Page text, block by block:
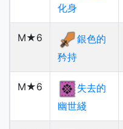
化身
M★6
銀色的
矜持
M★6
失去的
幽世綫